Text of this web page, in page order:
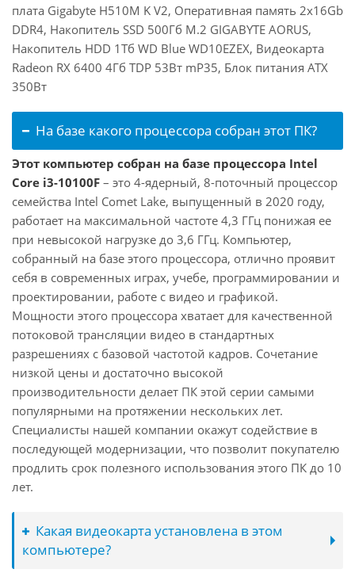
плата Gigabyte H510M K V2, Оперативная память 2x16Gb
DDR4, Накопитель SSD 500Гб M.2 GIGABYTE AORUS,
Накопитель HDD 1Тб WD Blue WD10EZEX, Видеокарта
Radeon RX 6400 4Гб TDP 53Вт mP35, Блок питания ATX
350Вт
На базе какого процессора собран этот ПК?
Этот компьютер собран на базе процессора Intel
Core i3-10100F – это 4-ядерный, 8-поточный процессор
семейства Intel Comet Lake, выпущенный в 2020 году,
работает на максимальной частоте 4,3 ГГц понижая ее
при невысокой нагрузке до 3,6 ГГц. Компьютер,
собранный на базе этого процессора, отлично проявит
себя в современных играх, учебе, программировании и
проектировании, работе с видео и графикой.
Мощности этого процессора хватает для качественной
потоковой трансляции видео в стандартных
разрешениях с базовой частотой кадров. Сочетание
низкой цены и достаточно высокой
производительности делает ПК этой серии самыми
популярными на протяжении нескольких лет.
Специалисты нашей компании окажут содействие в
последующей модернизации, что позволит покупателю
продлить срок полезного использования этого ПК до 10
лет.
Какая видеокарта установлена в этом
компьютере?